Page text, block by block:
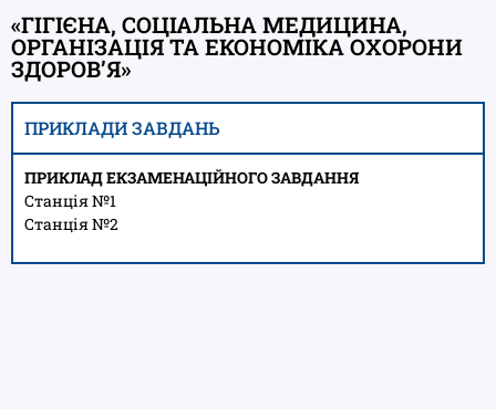
«ГІГІЄНА, СОЦІАЛЬНА МЕДИЦИНА,
ОРГАНІЗАЦІЯ ТА ЕКОНОМІКА ОХОРОНИ
ЗДОРОВ’Я»
ПРИКЛАДИ ЗАВДАНЬ
ПРИКЛАД ЕКЗАМЕНАЦІЙНОГО ЗАВДАННЯ
Станція №1
Станція №2